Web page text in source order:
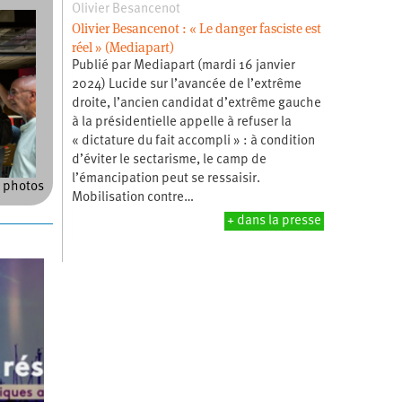
photos
Olivier Besancenot
Olivier Besancenot : « Le danger fasciste est
réel » (Mediapart)
Publié par Mediapart (mardi 16 janvier
2024) Lucide sur l’avancée de l’extrême
droite, l’ancien candidat d’extrême gauche
à la présidentielle appelle à refuser la
« dictature du fait accompli » : à condition
d’éviter le sectarisme, le camp de
l’émancipation peut se ressaisir.
Mobilisation contre…
+ dans la presse